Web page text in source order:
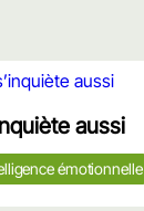
aussi
émotionnelle